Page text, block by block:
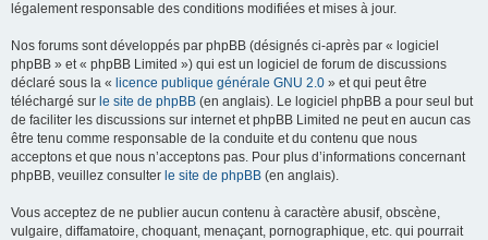
légalement responsable des conditions modifiées et mises à jour.
Nos forums sont développés par phpBB (désignés ci-après par « logiciel
phpBB » et « phpBB Limited ») qui est un logiciel de forum de discussions
déclaré sous la « licence publique générale GNU 2.0 » et qui peut être
téléchargé sur le site de phpBB (en anglais). Le logiciel phpBB a pour seul but
de faciliter les discussions sur internet et phpBB Limited ne peut en aucun cas
être tenu comme responsable de la conduite et du contenu que nous
acceptons et que nous n’acceptons pas. Pour plus d’informations concernant
phpBB, veuillez consulter le site de phpBB (en anglais).
Vous acceptez de ne publier aucun contenu à caractère abusif, obscène,
vulgaire, diffamatoire, choquant, menaçant, pornographique, etc. qui pourrait